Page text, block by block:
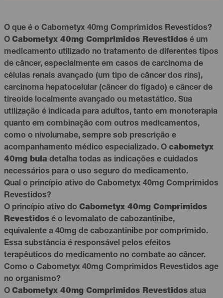
O que é o Cabometyx 40mg Comprimidos Revestidos?
O Cabometyx 40mg Comprimidos Revestidos é um
medicamento utilizado no tratamento de diferentes tipos
de câncer, especialmente em casos de carcinoma de
células renais avançado (um tipo de câncer dos rins),
carcinoma hepatocelular (câncer do fígado) e câncer de
tireoide localmente avançado ou metastático. Sua
utilização é indicada para adultos, tanto em monoterapia
quanto em combinação com outros medicamentos,
como o nivolumabe, sempre sob prescrição e
acompanhamento médico especializado. O cabometyx
40mg bula detalha todas as indicações e cuidados
necessários para o uso seguro do medicamento.
Qual o princípio ativo do Cabometyx 40mg Comprimidos
Revestidos?
O princípio ativo do Cabometyx 40mg Comprimidos
Revestidos é o levomalato de cabozantinibe,
equivalente a 40mg de cabozantinibe por comprimido.
Essa substância é responsável pelos efeitos
terapêuticos do medicamento no combate ao câncer.
Como o Cabometyx 40mg Comprimidos Revestidos age
no organismo?
O Cabometyx 40mg Comprimidos Revestidos atua